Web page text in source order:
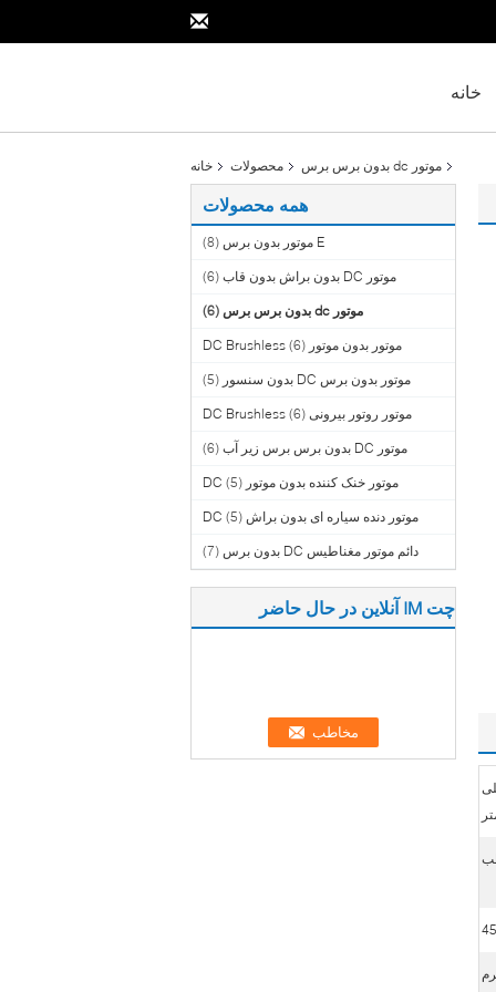
خانه
خانه محصولات موتور dc بدون برس برس
همه محصولات
E موتور بدون برس (8)
موتور DC بدون براش بدون قاب (6)
موتور dc بدون برس برس (6)
موتور بدون موتور DC Brushless (6)
موتور بدون برس DC بدون سنسور (5)
موتور روتور بیرونی DC Brushless (6)
موتور DC بدون برس برس زیر آب (6)
موتور خنک کننده بدون موتور DC (5)
موتور دنده سیاره ای بدون براش DC (5)
دائم موتور مغناطیس DC بدون برس (7)
چت IM آنلاین در حال حاضر
300 میلی متر-500 میلی